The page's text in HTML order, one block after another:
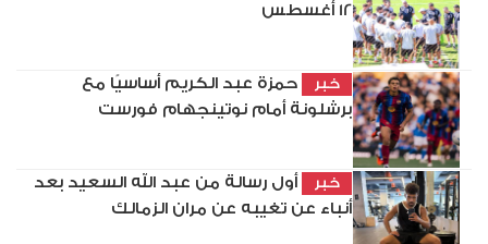
12 أغسطس
خبر
حمزة عبد الكريم أساسيًا مع
برشلونة أمام نوتينجهام فورست
خبر
أول رسالة من عبد الله السعيد بعد
أنباء عن تغيبه عن مران الزمالك